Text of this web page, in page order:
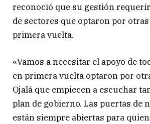
reconoció que su gestión
de sectores que optaron por
primera vuelta.
«Vamos a necesitar el apoyo de
en primera vuelta optaron por
Ojalá que empiecen a escuchar
plan de gobierno. Las puertas de
están siempre abiertas para